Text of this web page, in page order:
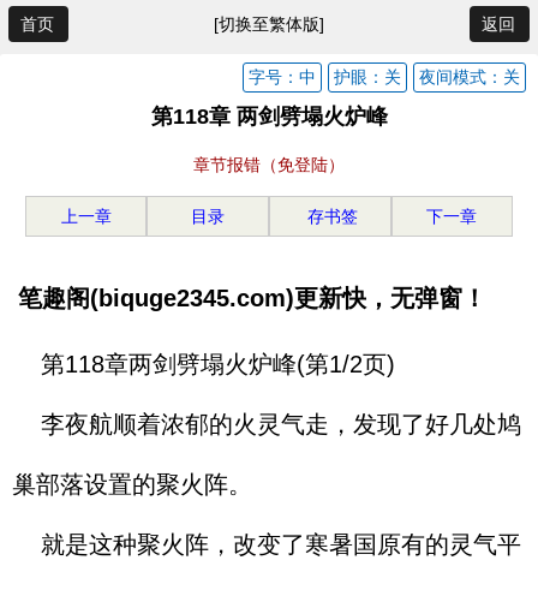
首页 [切换至繁体版] 返回
夜间模式：关
护眼：关
字号：中
第118章 两剑劈塌火炉峰
章节报错（免登陆）
上一章 目录 存书签 下一章
笔趣阁(biquge2345.com)更新快，无弹窗！
第118章两剑劈塌火炉峰(第1/2页)
李夜航顺着浓郁的火灵气走，发现了好几处鸠
巢部落设置的聚火阵。
就是这种聚火阵，改变了寒暑国原有的灵气平